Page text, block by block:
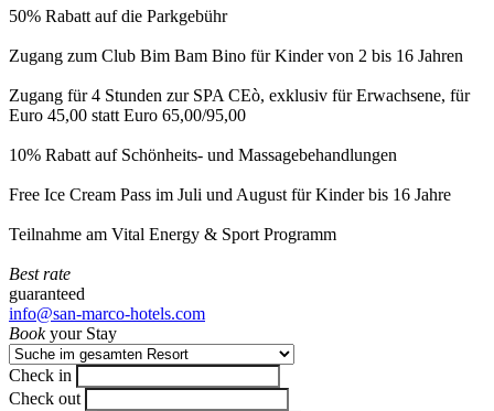
50% Rabatt auf die Parkgebühr
Zugang zum Club Bim Bam Bino für Kinder von 2 bis 16 Jahren
Zugang für 4 Stunden zur SPA CEò, exklusiv für Erwachsene, für
Euro 45,00 statt Euro 65,00/95,00
10% Rabatt auf Schönheits- und Massagebehandlungen
Free Ice Cream Pass im Juli und August für Kinder bis 16 Jahre
Teilnahme am Vital Energy & Sport Programm
Best rate
guaranteed
info@san-marco-hotels.com
Bookyour Stay
Check in
Check out